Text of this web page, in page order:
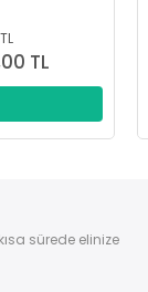
TL
sürede elinize